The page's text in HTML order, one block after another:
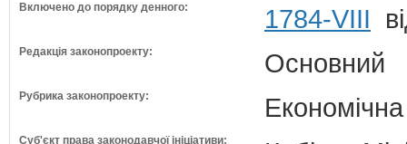
Включено до порядку денного: 1784-VIII
Редакція законопроекту: Основний
Рубрика законопроекту:
Суб'єкт права законодавчої ініціативи: